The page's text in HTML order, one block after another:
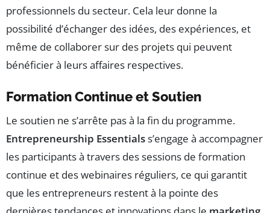
professionnels du secteur. Cela leur donne la
possibilité d’échanger des idées, des expériences, et
même de collaborer sur des projets qui peuvent
bénéficier à leurs affaires respectives.
Formation Continue et Soutien
Le soutien ne s’arrête pas à la fin du programme.
Entrepreneurship Essentialss’engage à accompagner
les participants à travers des sessions de formation
continue et des webinaires réguliers, ce qui garantit
que les entrepreneurs restent à la pointe des